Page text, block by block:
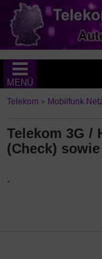
MENÜ
Telekom » Mobilfunk
Telekom 3G /
(Check)
.